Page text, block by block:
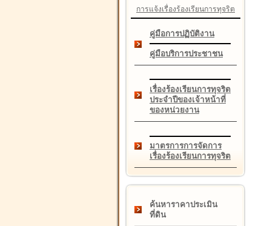
การแจ้งเรื่องร้องเรียนการทุจริต
คู่มือการปฏิบัติงาน
คู่มือบริการประชาชน
เรื่องร้องเรียนการทุจริต
ประจำปีของเจ้าหน้าที่
ของหน่วยงาน
มาตรการการจัดการ
เรื่องร้องเรียนการทุจริต
ค้นหาราคาประเมิน
ที่ดิน